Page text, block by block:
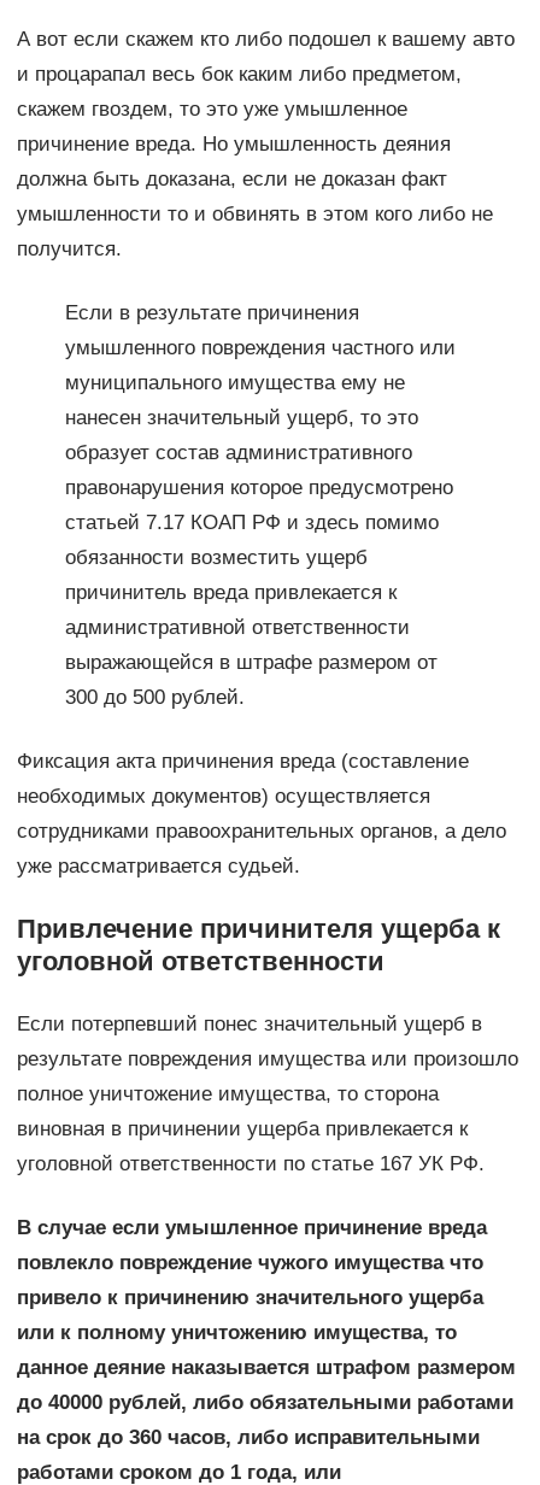
А вот если скажем кто либо подошел к вашему авто
и процарапал весь бок каким либо предметом,
скажем гвоздем, то это уже умышленное
причинение вреда. Но умышленность деяния
должна быть доказана, если не доказан факт
умышленности то и обвинять в этом кого либо не
получится.
Если в результате причинения
умышленного повреждения частного или
муниципального имущества ему не
нанесен значительный ущерб, то это
образует состав административного
правонарушения которое предусмотрено
статьей 7.17 КОАП РФ и здесь помимо
обязанности возместить ущерб
причинитель вреда привлекается к
административной ответственности
выражающейся в штрафе размером от
300 до 500 рублей.
Фиксация акта причинения вреда (составление
необходимых документов) осуществляется
сотрудниками правоохранительных органов, а дело
уже рассматривается судьей.
Привлечение причинителя ущерба к
уголовной ответственности
Если потерпевший понес значительный ущерб в
результате повреждения имущества или произошло
полное уничтожение имущества, то сторона
виновная в причинении ущерба привлекается к
уголовной ответственности по статье 167 УК РФ.
В случае если умышленное причинение вреда
повлекло повреждение чужого имущества что
привело к причинению значительного ущерба
или к полному уничтожению имущества, то
данное деяние наказывается штрафом размером
до 40000 рублей, либо обязательными работами
на срок до 360 часов, либо исправительными
работами сроком до 1 года, или